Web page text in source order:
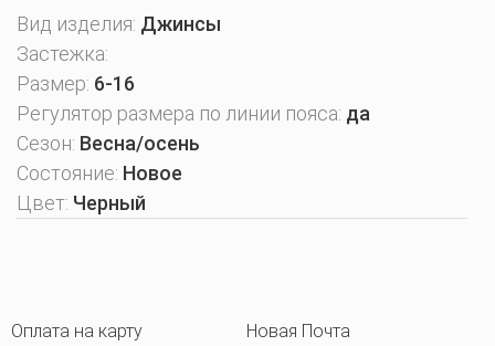
Вид изделия: Джинсы
Застежка:
Размер: 6-16
Регулятор размера по линии пояса: да
Сезон: Весна/осень
Состояние: Новое
Цвет: Черный
Оплата на карту
Новая Почта